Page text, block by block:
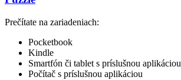
Prečítate na zariadeniach:
Pocketbook
Kindle
Smartfón či tablet s príslušnou aplikáciou
Počítač s príslušnou aplikáciou